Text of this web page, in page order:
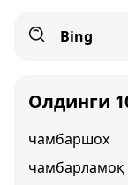
Bing
Олдинги
чамбаршох
чамбарламоқ